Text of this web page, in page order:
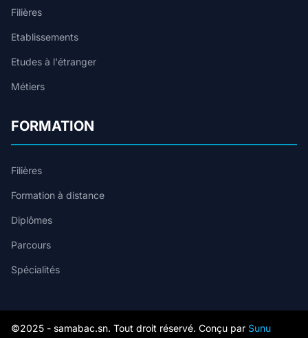
Filières
Etablissements
Etudes à l'étranger
Métiers
FORMATION
Filières
Formation à distance
Diplômes
Parcours
Spécialités
©2025 - samabac.sn. Tout droit réservé. Conçu par Sunu